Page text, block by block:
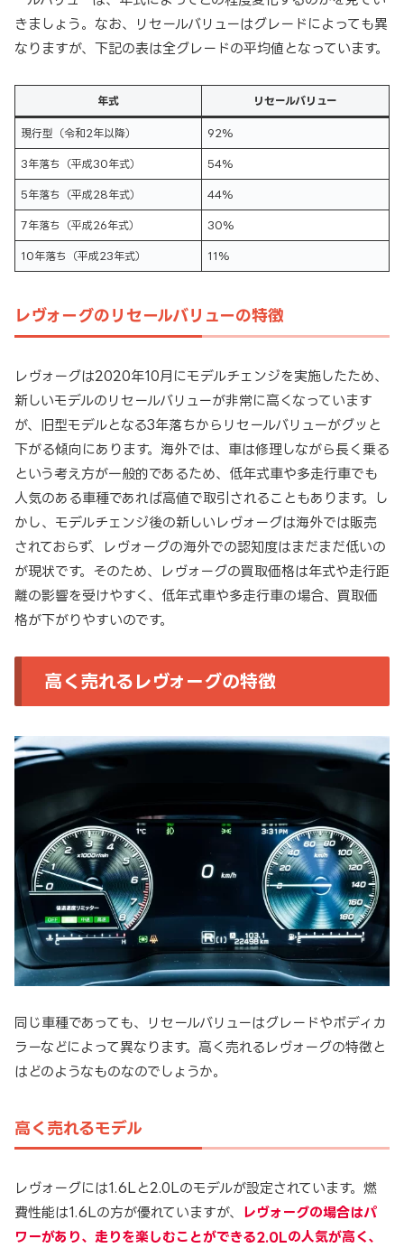
きましょう。なお、リセールバリューはグレードによっても異
なりますが、下記の表は全グレードの平均値となっています。
年式 リセールバリュー
現行型（令和2年以降） 92%
3年落ち（平成30年式） 54%
5年落ち（平成28年式） 44%
7年落ち（平成26年式） 30%
10年落ち（平成23年式） 11%
レヴォーグのリセールバリューの特徴
レヴォーグは2020年10月にモデルチェンジを実施したため、
新しいモデルのリセールバリューが非常に高くなっています
が、旧型モデルとなる3年落ちからリセールバリューがグッと
下がる傾向にあります。海外では、車は修理しながら長く乗る
という考え方が一般的であるため、低年式車や多走行車でも
人気のある車種であれば高値で取引されることもあります。し
かし、モデルチェンジ後の新しいレヴォーグは海外では販売
されておらず、レヴォーグの海外での認知度はまだまだ低いの
が現状です。そのため、レヴォーグの買取価格は年式や走行距
離の影響を受けやすく、低年式車や多走行車の場合、買取価
格が下がりやすいのです。
高く売れるレヴォーグの特徴
同じ車種であっても、リセールバリューはグレードやボディカ
ラーなどによって異なります。高く売れるレヴォーグの特徴と
はどのようなものなのでしょうか。
高く売れるモデル
レヴォーグには1.6Lと2.0Lのモデルが設定されています。燃
費性能は1.6Lの方が優れていますが、
レヴォーグの場合はパ
ワーがあり、走りを楽しむことができる2.0Lの人気が高く、